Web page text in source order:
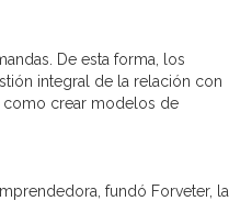
De esta forma, los
integral de la relación con
como crear modelos de
fundó Forveter, la